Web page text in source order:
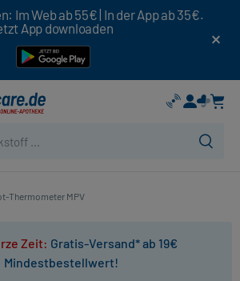
Im Web ab 55€ | In der App ab 35€.
App downloaden
Thermometer MPV
Zeit: Gratis-Versand* ab 19€
Mindestbestellwert!